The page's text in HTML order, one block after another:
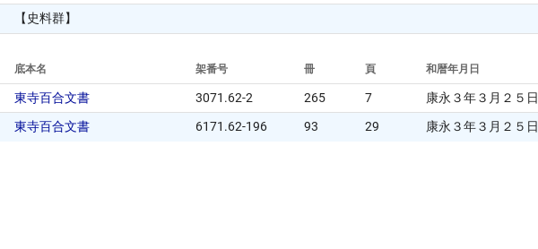
【史料群】
底本名 架番号 冊 頁 和暦年月日
東寺百合文書 3071.62-2 265 7 康永３年３月２５日
東寺百合文書
6171.62-196 93 29 康永３年３月２５日